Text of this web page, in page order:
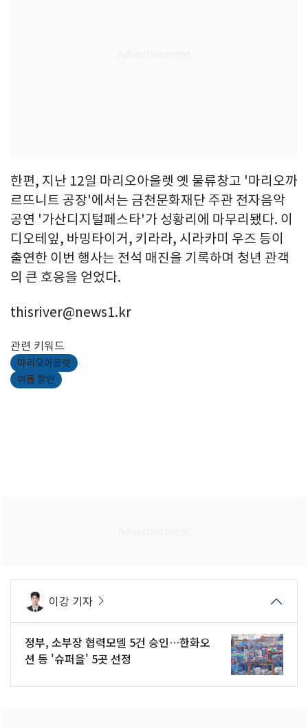
한편, 지난 12일 마리오아울렛 옛 물류창고 '마리오까
르뜨니트 공장'에서는 금천문화재단 주관 전자음악
공연 '가산디지털페스타'가 성황리에 마무리됐다. 이
디오테잎, 바밍타이거, 키라라, 시라카미 우즈 등이
출연한 이번 행사는 전석 매진을 기록하며 청년 관객
의 큰 호응을 얻었다.
thisriver@news1.kr
관련 키워드
마리오아울렛
여름 할인
이강 기자
정부, 소부장 협력모델 5건 승인…한화오
션 등 '슈퍼을' 5곳 선정